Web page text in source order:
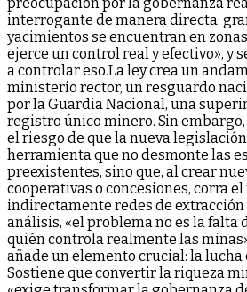
interrogante de manera directa:
yacimientos se encuentran en
ejerce un control real y efectivo», y
a controlar eso.La ley crea un
ministerio rector, un resguardo
por la Guardia Nacional, una
registro único minero. Sin
el riesgo de que la nueva
herramienta que no desmonte las
preexistentes, sino que, al crear
cooperativas o concesiones, corra
indirectamente redes de extracción
análisis, «el problema no es la falta
quién controla realmente las
añade un elemento crucial: la
Sostiene que convertir la riqueza